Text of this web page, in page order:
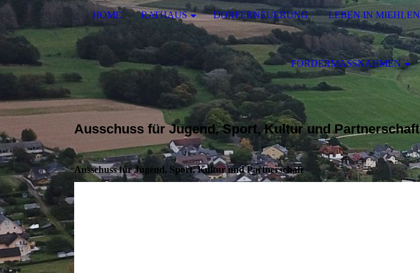
HOME RATHAUS DORFERNEUERUNG LEBEN IN MIEHLEN
FÖRDERMASSNAHMEN
Ausschuss für Jugend, Sport, Kultur und Partnerschaft
Ausschuss für Jugend, Sport, Kultur und Partnerschaft